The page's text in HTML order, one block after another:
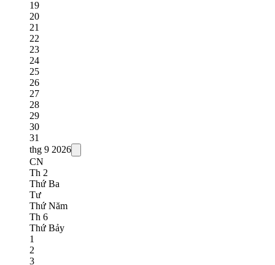
19
20
21
22
23
24
25
26
27
28
29
30
31
thg 9 2026
CN
Th 2
Thứ Ba
Tư
Thứ Năm
Th 6
Thứ Bảy
1
2
3